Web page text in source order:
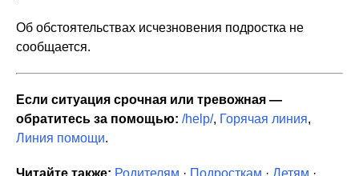
Об обстоятельствах исчезновения подростка не
сообщается.
Если ситуация срочная или тревожная —
обратитесь за помощью: /help/, Горячая линия,
Линия помощи.
Читайте также: Родителям · Подросткам · Детям ·